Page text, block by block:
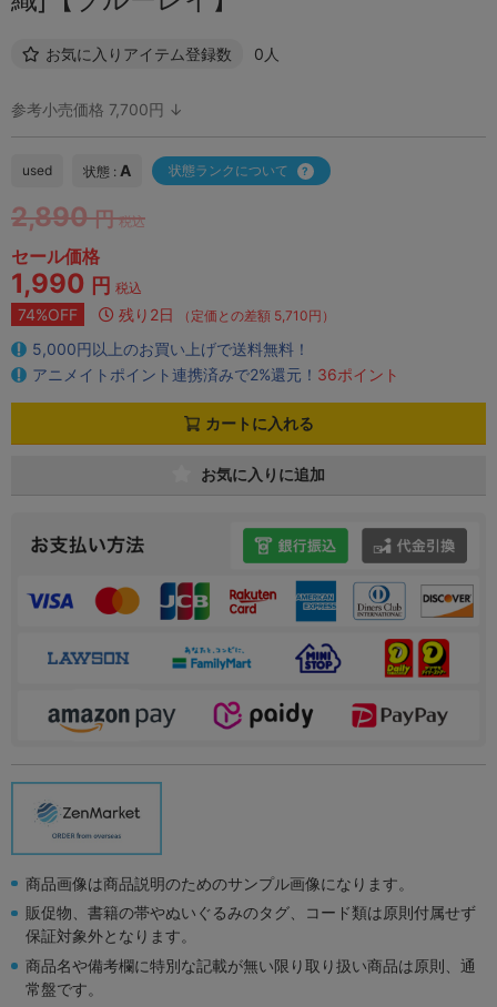
お気に入りアイテム登録数 0人
参考小売価格 7,700円 ↓
used 状態 : A 状態ランクについて
2,890 円 税込
セール価格
1,990 円 税込
74%OFF 残り2日 （定価との差額 5,710円）
5,000円以上のお買い上げで送料無料！
アニメイトポイント連携済みで2%還元！ 36ポイント
カートに入れる
お気に入りに追加
商品画像は商品説明のためのサンプル画像になります。
販促物、書籍の帯やぬいぐるみのタグ、コード類は原則付属せず
保証対象外となります。
商品名や備考欄に特別な記載が無い限り取り扱い商品は原則、通
常盤です。